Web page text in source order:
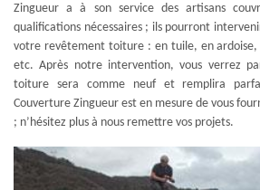
Zingueur a à son service des artisans
qualifications nécessaires ; ils pourront
votre revêtement toiture : en tuile, en ardoise,
etc. Après notre intervention, vous verrez
toiture sera comme neuf et remplira
Couverture Zingueur est en mesure de vous
; n’hésitez plus à nous remettre vos projets.